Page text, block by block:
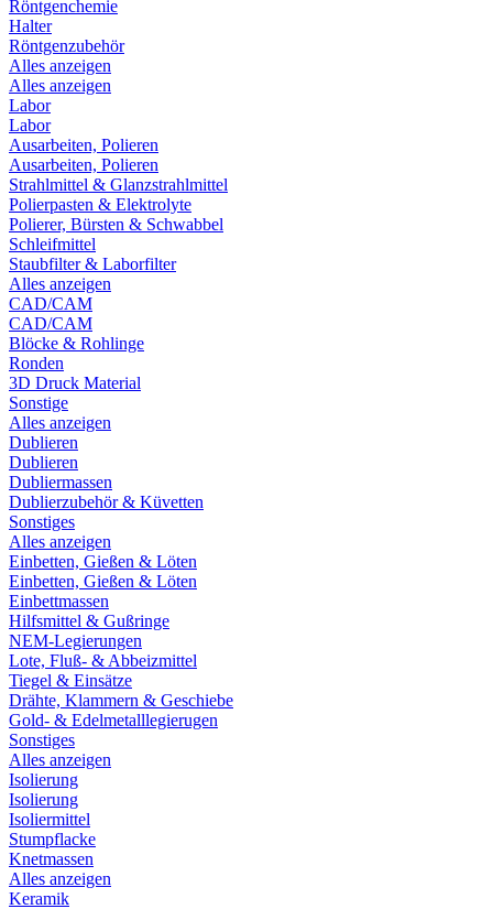
Röntgenchemie
Halter
Röntgenzubehör
Alles anzeigen
Alles anzeigen
Labor
Labor
Ausarbeiten, Polieren
Ausarbeiten, Polieren
Strahlmittel & Glanzstrahlmittel
Polierpasten & Elektrolyte
Polierer, Bürsten & Schwabbel
Schleifmittel
Staubfilter & Laborfilter
Alles anzeigen
CAD/CAM
CAD/CAM
Blöcke & Rohlinge
Ronden
3D Druck Material
Sonstige
Alles anzeigen
Dublieren
Dublieren
Dubliermassen
Dublierzubehör & Küvetten
Sonstiges
Alles anzeigen
Einbetten, Gießen & Löten
Einbetten, Gießen & Löten
Einbettmassen
Hilfsmittel & Gußringe
NEM-Legierungen
Lote, Fluß- & Abbeizmittel
Tiegel & Einsätze
Drähte, Klammern & Geschiebe
Gold- & Edelmetalllegierugen
Sonstiges
Alles anzeigen
Isolierung
Isolierung
Isoliermittel
Stumpflacke
Knetmassen
Alles anzeigen
Keramik